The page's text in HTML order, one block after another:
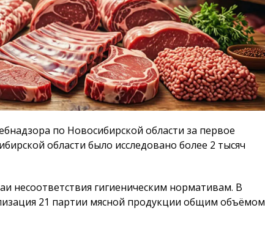
по Новосибирской области за первое
области было исследовано более 2 тысяч
несоответствия гигиеническим нормативам. В
21 партии мясной продукции общим объёмом